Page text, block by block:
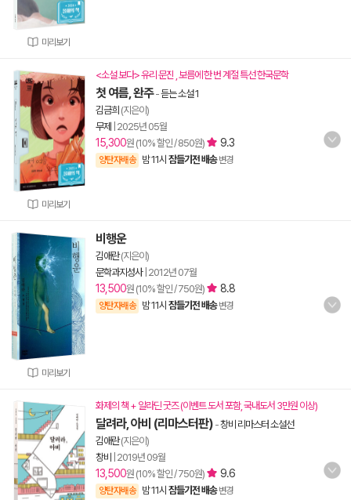
미리보기
미리보기
<소설 보다> 유리 문진 , 보름에 한 번 계절 특선 한국문학
첫 여름, 완주-듣는 소설 1
김금희 (지은이)
무제
2025년 05월
15,300원 (10% 할인 / 850원) 9.3
양탄자배송 밤 11시 잠들기전 배송 변경
미리보기
비행운
김애란(지은이)
문학과지성사| 2012년 07월
13,500원 (10% 할인 / 750원) 8.8
양탄자배송 밤 11시 잠들기전 배송 변경
화제의 책 + 알라딘 굿즈 (이벤트 도서 포함, 국내도서 3만원 이상)
달려라, 아비 (리마스터판) -창비 리마스터 소설선
김애란(지은이)
창비
2019년 09월
13,500원 (10% 할인 / 750원) 9.6
양탄자배송 밤 11시 잠들기전 배송 변경